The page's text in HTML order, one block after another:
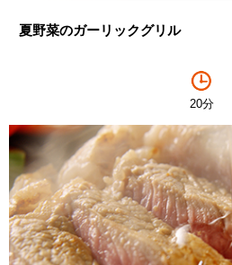
夏野菜のガーリックグリル
20分